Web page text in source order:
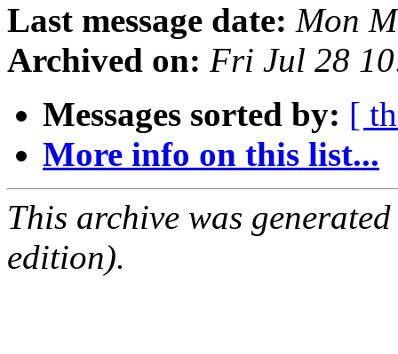
Last message date: Mon
Archived on: Fri Jul 28
Messages sorted by: [
More info on this list...
This archive was
edition).